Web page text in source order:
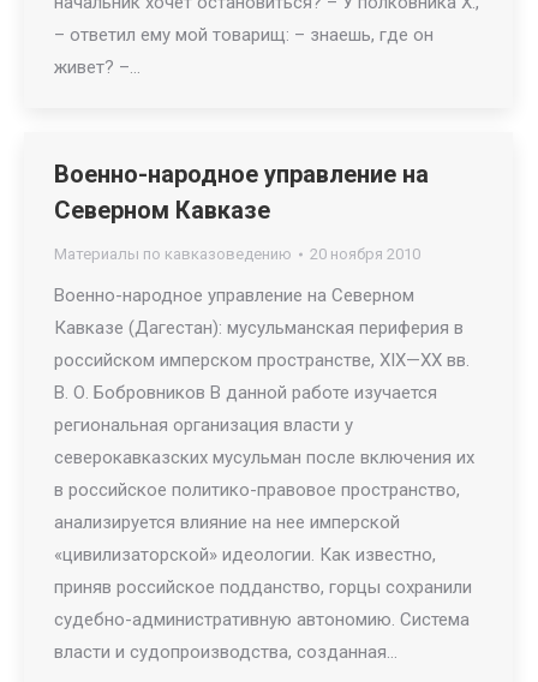
– ответил ему мой товарищ: – знаешь, где он
живет? –…
Военно-народное управление на
Северном Кавказе
Материалы по кавказоведению 20 ноября 2010
Военно-народное управление на Северном
Кавказе (Дагестан): мусульманская периферия в
российском имперском пространстве, XIX—XX вв.
В. О. Бобровников В данной работе изучается
региональная организация власти у
северокавказских мусульман после включения их
в российское политико-правовое пространство,
анализируется влияние на нее имперской
«цивилизаторской» идеологии. Как известно,
приняв российское подданство, горцы сохранили
судебно-административную автономию. Система
власти и судопроизводства, созданная…